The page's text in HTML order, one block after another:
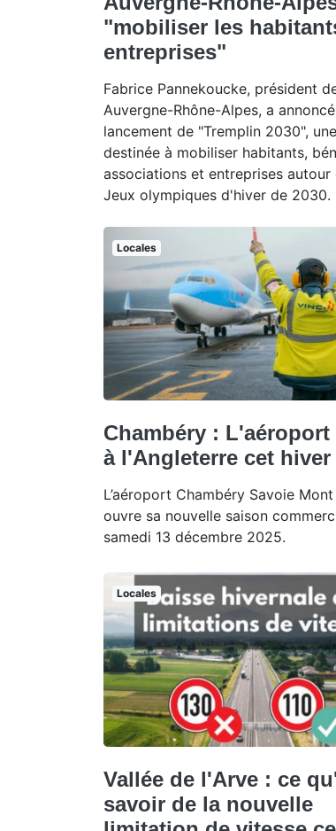
"mobiliser les
entreprises"
Fabrice Pannekoucke, président
Auvergne-Rhône-Alpes, a
lancement de "Tremplin 2030",
destinée à mobiliser habitants,
associations et entreprises autour
Jeux olympiques d'hiver de 2030.
Locales
Chambéry :
à l'Angleterre cet hiver
L’aéroport Chambéry Savoie
ouvre sa nouvelle saison
samedi 13 décembre 2025.
Locales
Vallée de l'Arve : ce
savoir de la nouvelle